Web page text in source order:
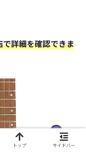
詳細を確認できま
トップ サイドバー